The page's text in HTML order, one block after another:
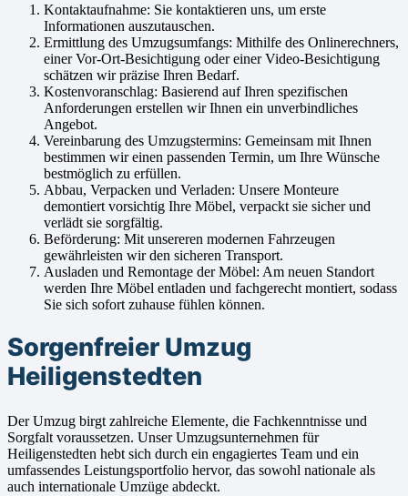
Kontaktaufnahme: Sie kontaktieren uns, um erste
Informationen auszutauschen.
Ermittlung des Umzugsumfangs: Mithilfe des Onlinerechners,
einer Vor-Ort-Besichtigung oder einer Video-Besichtigung
schätzen wir präzise Ihren Bedarf.
Kostenvoranschlag: Basierend auf Ihren spezifischen
Anforderungen erstellen wir Ihnen ein unverbindliches
Angebot.
Vereinbarung des Umzugstermins: Gemeinsam mit Ihnen
bestimmen wir einen passenden Termin, um Ihre Wünsche
bestmöglich zu erfüllen.
Abbau, Verpacken und Verladen: Unsere Monteure
demontiert vorsichtig Ihre Möbel, verpackt sie sicher und
verlädt sie sorgfältig.
Beförderung: Mit unsereren modernen Fahrzeugen
gewährleisten wir den sicheren Transport.
Ausladen und Remontage der Möbel: Am neuen Standort
werden Ihre Möbel entladen und fachgerecht montiert, sodass
Sie sich sofort zuhause fühlen können.
Sorgenfreier Umzug
Heiligenstedten
Der Umzug birgt zahlreiche Elemente, die Fachkenntnisse und
Sorgfalt voraussetzen. Unser Umzugsunternehmen für
Heiligenstedten hebt sich durch ein engagiertes Team und ein
umfassendes Leistungsportfolio hervor, das sowohl nationale als
auch internationale Umzüge abdeckt.